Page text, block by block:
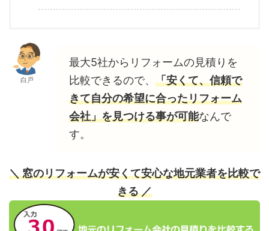
白戸
最大5社からリフォームの見積りを
比較できるので、 「安くて、信頼で
きて自分の希望に合ったリフォーム
会社」を見つける事が可能なんで
す。
＼ 窓のリフォームが安くて安心な地元業者を比較で
きる ／